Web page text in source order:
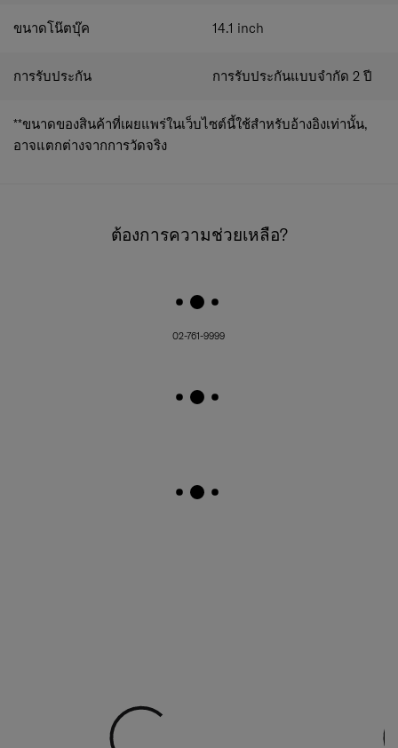
ขนาดโน๊ตบุ๊ค 14.1 inch
การรับประกัน การรับประกันแบบจำกัด 2 ปี
**ขนาดของสินค้าที่เผยแพร่ในเว็บไซต์นี้ใช้สำหรับอ้างอิงเท่านั้น,
อาจแตกต่างจากการวัดจริง
ต้องการความช่วยเหลือ?
02-761-9999